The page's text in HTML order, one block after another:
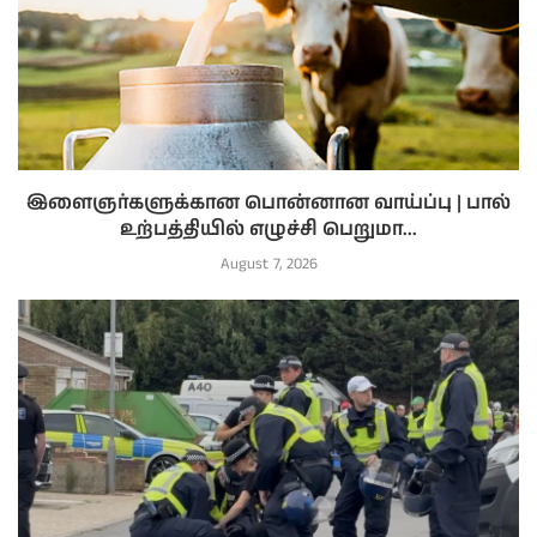
இளைஞர்களுக்கான பொன்னான வாய்ப்பு | பால்
உற்பத்தியில் எழுச்சி பெறுமா...
August 7, 2026